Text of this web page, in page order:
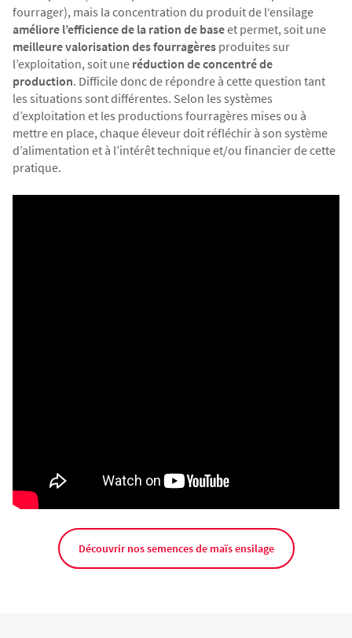
fourrager), mais la concentration du produit de l‘ensilage
améliore l’efficience de la ration de baseet permet, soit une
meilleure valorisation des fourragères produites sur
l’exploitation, soit une réduction de concentré de
production. Difficile donc de répondre à cette question tant
les situations sont différentes. Selon les systèmes
d’exploitation et les productions fourragères mises ou à
mettre en place, chaque éleveur doit réfléchir à son système
d’alimentation et à l’intérêt technique et/ou financier de cette
pratique.
Découvrir nos semences de maïs ensilage